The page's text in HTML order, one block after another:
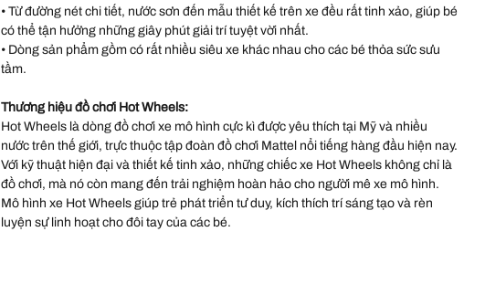
• Từ đường nét chi tiết, nước sơn đến mẫu thiết kế trên xe đều rất tinh xảo, giúp bé
có thể tận hưởng những giây phút giải trí tuyệt vời nhất.
• Dòng sản phẩm gồm có rất nhiều siêu xe khác nhau cho các bé thỏa sức sưu
tầm.
Thương hiệu đồ chơi Hot Wheels:
Hot Wheels là dòng đồ chơi xe mô hình cực kì được yêu thích tại Mỹ và nhiều
nước trên thế giới, trực thuộc tập đoàn đồ chơi Mattel nổi tiếng hàng đầu hiện nay.
Với kỹ thuật hiện đại và thiết kế tinh xảo, những chiếc xe Hot Wheels không chỉ là
đồ chơi, mà nó còn mang đến trải nghiệm hoàn hảo cho người mê xe mô hình.
Mô hình xe Hot Wheels giúp trẻ phát triển tư duy, kích thích trí sáng tạo và rèn
luyện sự linh hoạt cho đôi tay của các bé.